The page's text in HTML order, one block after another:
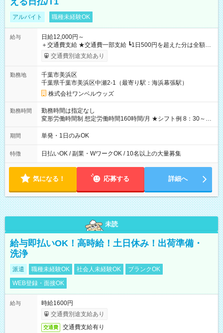
アルバイト 職種未経験OK
給与
日給12,000円～
＋交通費支給 ★交通費一部支給 ┗1日500円を超えた分は全額支
給！ ※往復500円以内の方は自己負担となります ★日払いOK！
（規定あり） ┗働いたその日に現金GET♪ お仕事後はコンビニ
なし
交通費別途支給あり
勤務地
千葉市美浜区
千葉県千葉市美浜区中瀬2-1（最寄り駅：海浜幕張駅）
株式会社ワンベルウッズ
勤務時間
勤務時間は指定なし
変形労働時間制 想定労働時間160時間/月 ★シフト例 8：30～
19：00
期間 単発・1日のみOK
特徴 日払いOK / 副業・WワークOK / 10名以上の大量募集
気になる！ 応募する 詳細へ
未読
給与即払いOK！高時給！土日休み！出荷準備・
洗浄
派遣 職種未経験OK 社会人未経験OK
ブランクOK
WEB登録・面接OK
給与
時給1600円
交通費別途支給あり
交通費 交通費支給有り